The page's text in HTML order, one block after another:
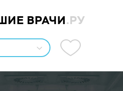
ВРАЧИ.РУ